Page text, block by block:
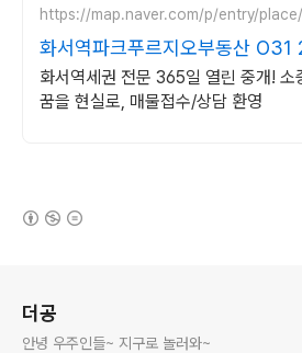
https://map.naver.com/p/entry/
화서역파크푸르지오부동산 O31
8949
화서역세권 전문 365일 열린 중개! 소
꿈을 현실로, 매물접수/상담 환영
더공
안녕 우주인들~ 지구로 놀러와~